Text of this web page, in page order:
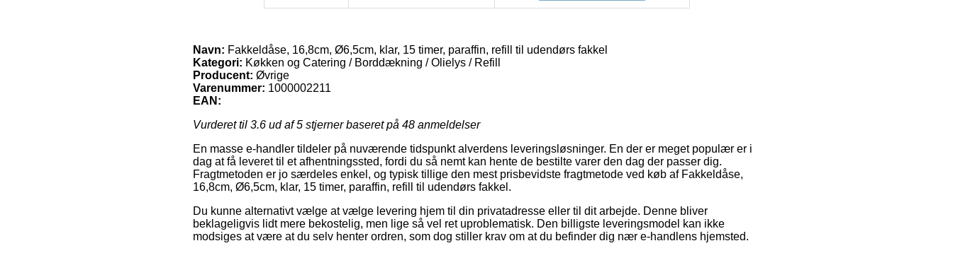
Navn: Fakkeldåse, 16,8cm, Ø6,5cm, klar, 15 timer, paraffin, refill til udendørs fakkel
Kategori: Køkken og Catering / Borddækning / Olielys / Refill
Producent: Øvrige
Varenummer: 1000002211
EAN:
Vurderet til 3.6 ud af 5 stjerner baseret på 48 anmeldelser
En masse e-handler tildeler på nuværende tidspunkt alverdens leveringsløsninger. En der er meget populær er i
dag at få leveret til et afhentningssted, fordi du så nemt kan hente de bestilte varer den dag der passer dig.
Fragtmetoden er jo særdeles enkel, og typisk tillige den mest prisbevidste fragtmetode ved køb af Fakkeldåse,
16,8cm, Ø6,5cm, klar, 15 timer, paraffin, refill til udendørs fakkel.
Du kunne alternativt vælge at vælge levering hjem til din privatadresse eller til dit arbejde. Denne bliver
beklageligvis lidt mere bekostelig, men lige så vel ret uproblematisk. Den billigste leveringsmodel kan ikke
modsiges at være at du selv henter ordren, som dog stiller krav om at du befinder dig nær e-handlens hjemsted.